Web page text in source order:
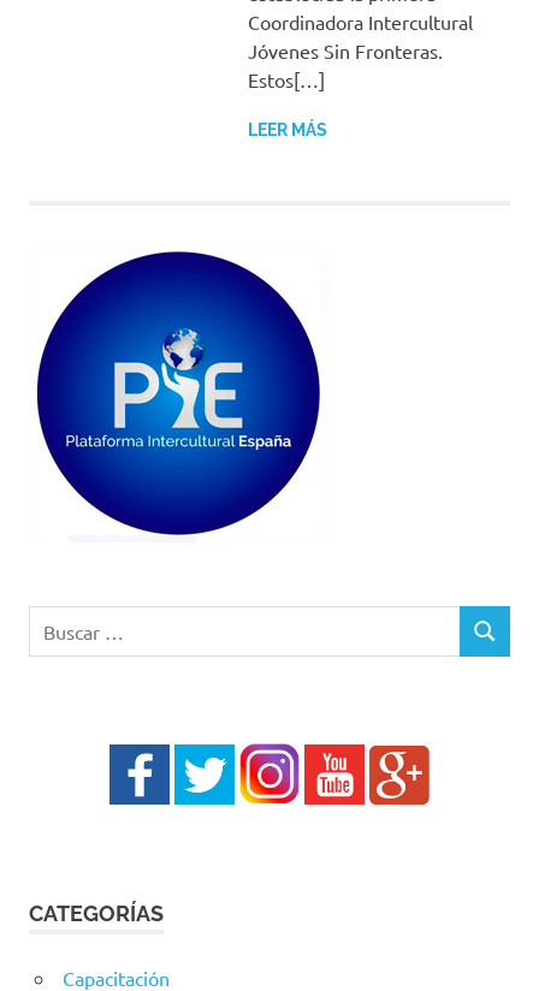
Coordinadora Intercultural
Jóvenes Sin Fronteras.
Estos[…]
LEER MÁS
BUSCAR
CATEGORÍAS
Capacitación